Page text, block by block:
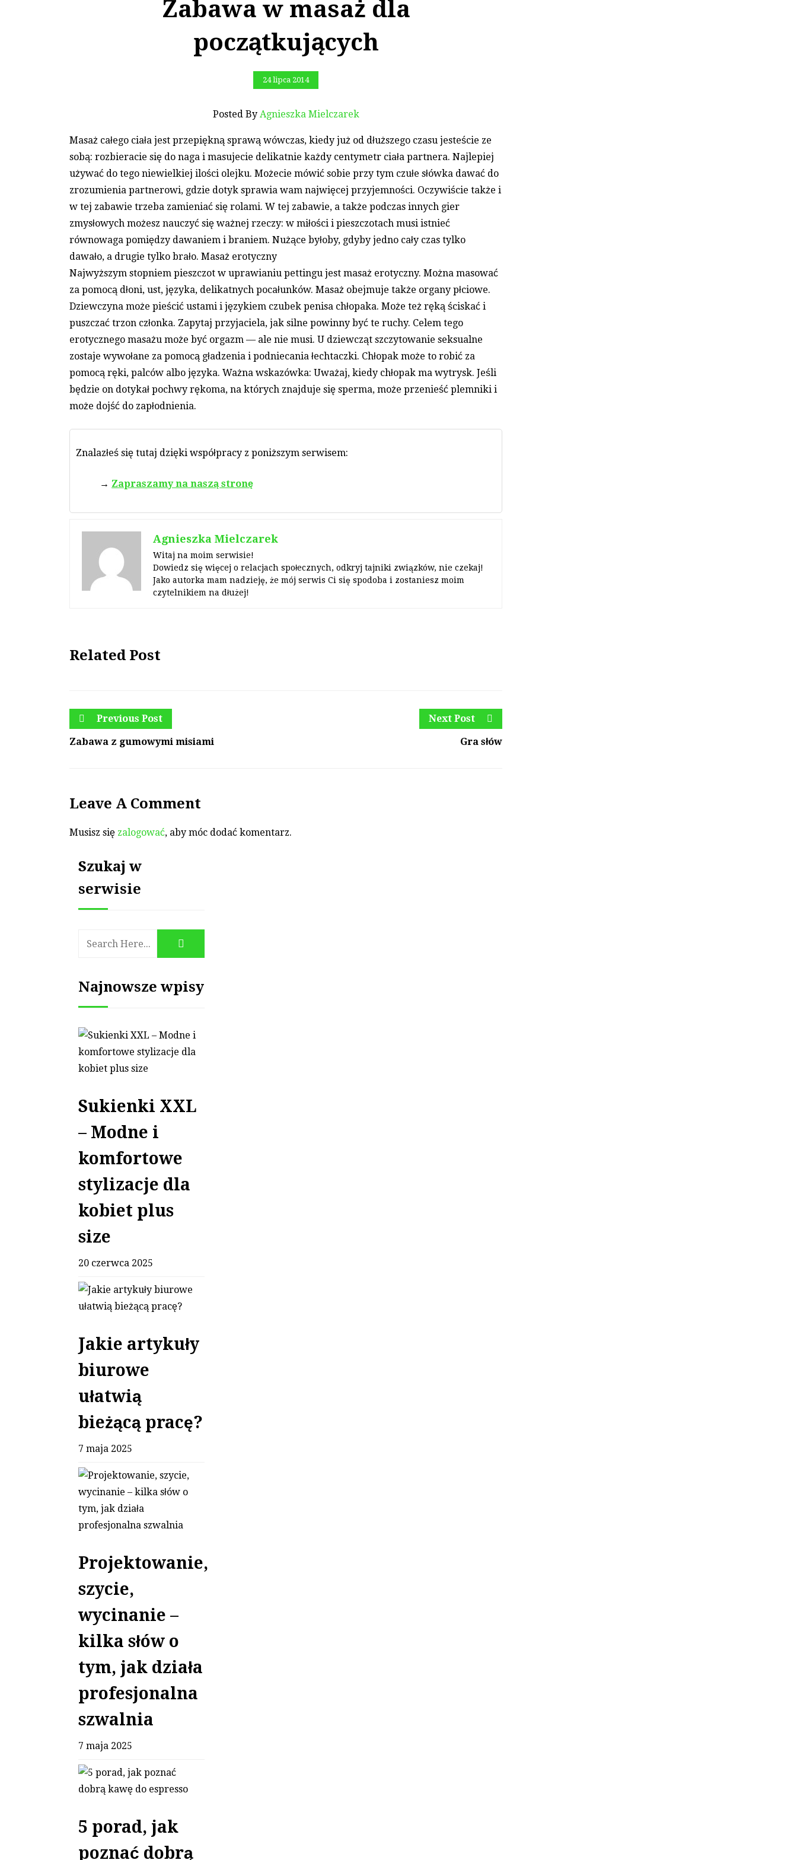
Zabawa w masaż dla
początkujących
24 lipca 2014
Posted By Agnieszka Mielczarek
Masaż całego ciała jest przepiękną sprawą wówczas, kiedy już od dłuższego czasu jesteście ze
sobą: rozbieracie się do naga i masujecie delikatnie każdy centymetr ciała partnera. Najlepiej
używać do tego niewielkiej ilości olejku. Możecie mówić sobie przy tym czułe słówka dawać do
zrozumienia partnerowi, gdzie dotyk sprawia wam najwięcej przyjemności. Oczywiście także i
w tej zabawie trzeba zamieniać się rolami. W tej zabawie, a także podczas innych gier
zmysłowych możesz nauczyć się ważnej rzeczy: w miłości i pieszczotach musi istnieć
równowaga pomiędzy dawaniem i braniem. Nużące byłoby, gdyby jedno cały czas tylko
dawało, a drugie tylko brało. Masaż erotyczny
Najwyższym stopniem pieszczot w uprawianiu pettingu jest masaż erotyczny. Można masować
za pomocą dłoni, ust, języka, delikatnych pocałunków. Masaż obejmuje także organy płciowe.
Dziewczyna może pieścić ustami i językiem czubek penisa chłopaka. Może też ręką ściskać i
puszczać trzon członka. Zapytaj przyjaciela, jak silne powinny być te ruchy. Celem tego
erotycznego masażu może być orgazm — ale nie musi. U dziewcząt szczytowanie seksualne
zostaje wywołane za pomocą gładzenia i podniecania łechtaczki. Chłopak może to robić za
pomocą ręki, palców albo języka. Ważna wskazówka: Uważaj, kiedy chłopak ma wytrysk. Jeśli
będzie on dotykał pochwy rękoma, na których znajduje się sperma, może przenieść plemniki i
może dojść do zapłodnienia.
Znalazłeś się tutaj dzięki współpracy z poniższym serwisem:
Zapraszamy na naszą stronę
Agnieszka Mielczarek
Witaj na moim serwisie!
Dowiedz się więcej o relacjach społecznych, odkryj tajniki związków, nie czekaj!
Jako autorka mam nadzieję, że mój serwis Ci się spodoba i zostaniesz moim
czytelnikiem na dłużej!
Related Post
Previous Post
Zabawa z gumowymi misiami
Next Post
Gra słów
Leave A Comment
Musisz się zalogować, aby móc dodać komentarz.
Szukaj w
serwisie
Najnowsze wpisy
Sukienki XXL
– Modne i
komfortowe
stylizacje dla
kobiet plus
size
20 czerwca 2025
Jakie artykuły
biurowe
ułatwią
bieżącą pracę?
7 maja 2025
Projektowanie,
szycie,
wycinanie –
kilka słów o
tym, jak działa
profesjonalna
szwalnia
7 maja 2025
5 porad, jak
poznać dobrą